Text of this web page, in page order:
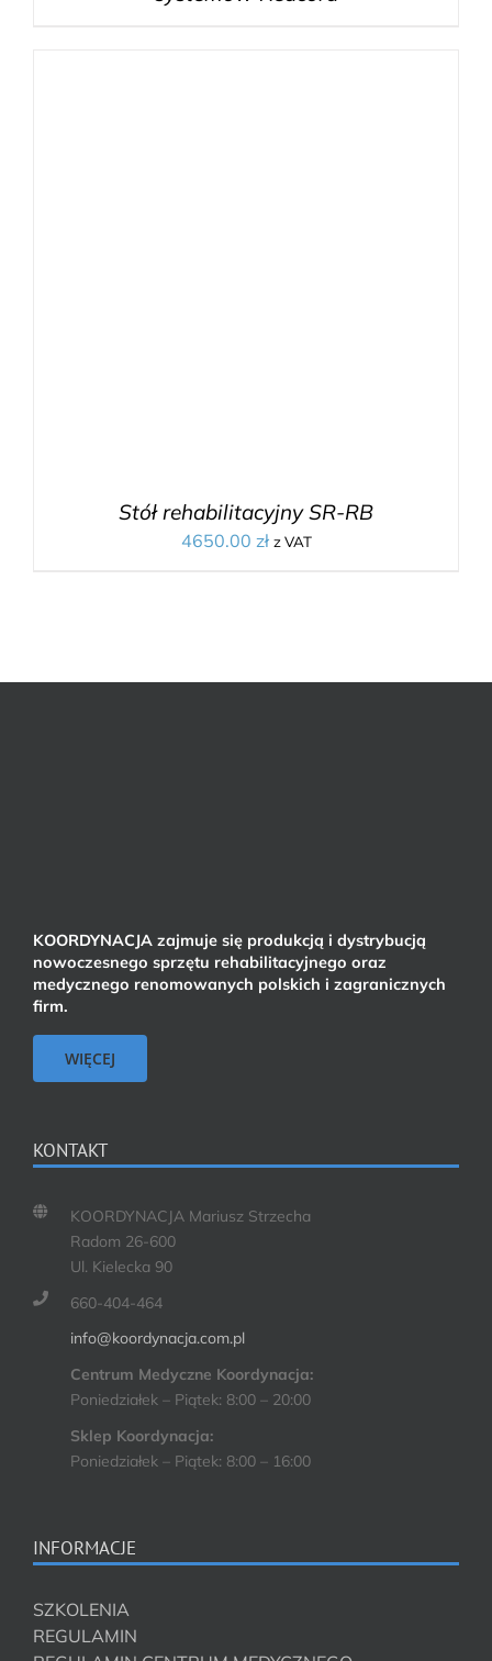
Stół rehabilitacyjny SR-RB
4650.00 zł z VAT
KOORDYNACJA zajmuje się produkcją i dystrybucją
nowoczesnego sprzętu rehabilitacyjnego oraz
medycznego renomowanych polskich i zagranicznych
firm.
WIĘCEJ
KONTAKT
KOORDYNACJA Mariusz Strzecha
Radom 26-600
Ul. Kielecka 90
660-404-464
info@koordynacja.com.pl
Centrum Medyczne Koordynacja:
Poniedziałek – Piątek: 8:00 – 20:00
Sklep Koordynacja:
Poniedziałek – Piątek: 8:00 – 16:00
INFORMACJE
SZKOLENIA
REGULAMIN